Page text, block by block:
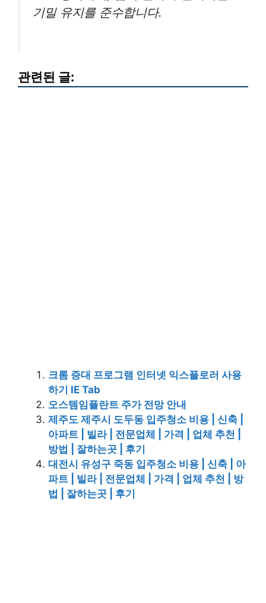
기밀 유지를 준수합니다.
관련된 글:
크롬 증대 프로그램 인터넷 익스플로러 사용
하기 IE Tab
오스템임플란트 주가 전망 안내
제주도 제주시 도두동 입주청소 비용 | 신축 |
아파트 | 빌라 | 전문업체 | 가격 | 업체 추천 |
방법 | 잘하는곳 | 후기
대전시 유성구 죽동 입주청소 비용 | 신축 | 아
파트 | 빌라 | 전문업체 | 가격 | 업체 추천 | 방
법 | 잘하는곳 | 후기